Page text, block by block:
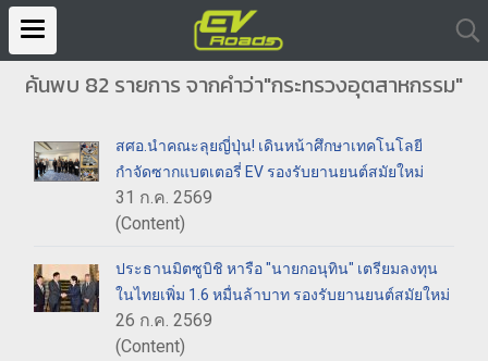
ค้นพบ 82 รายการ จากคำว่า"กระทรวงอุตสาหกรรม"
สศอ.นำคณะลุยญี่ปุ่น! เดินหน้าศึกษาเทคโนโลยี
กำจัดซากแบตเตอรี่ EV รองรับยานยนต์สมัยใหม่
31 ก.ค. 2569
(Content)
ประธานมิตซูบิชิ หารือ "นายกอนุทิน" เตรียมลงทุน
ในไทยเพิ่ม 1.6 หมื่นล้าบาท รองรับยานยนต์สมัยใหม่
26 ก.ค. 2569
(Content)